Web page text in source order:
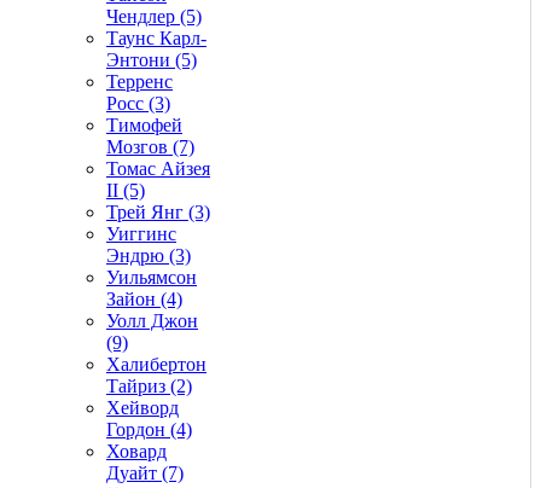
Чендлер (5)
Таунс Карл-
Энтони (5)
Терренс
Росс (3)
Тимофей
Мозгов (7)
Томас Айзея
II (5)
Трей Янг (3)
Уиггинс
Эндрю (3)
Уильямсон
Зайон (4)
Уолл Джон
(9)
Халибертон
Тайриз (2)
Хейворд
Гордон (4)
Ховард
Дуайт (7)